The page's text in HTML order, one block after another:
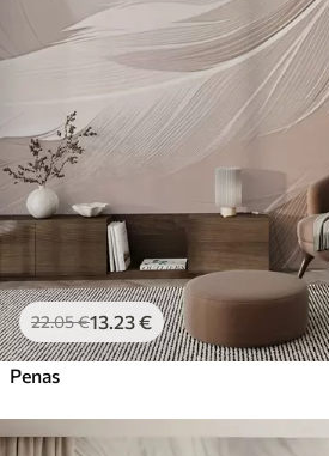
22.05€13 .23€
Penas